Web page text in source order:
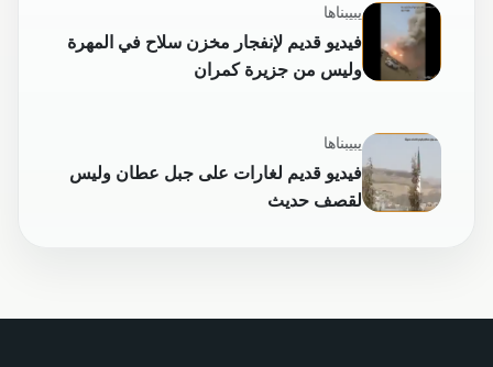
يبيبناها
فيديو قديم لإنفجار مخزن سلاح في المهرة
وليس من جزيرة كمران
يبيبناها
فيديو قديم لغارات على جبل عطان وليس
لقصف حديث